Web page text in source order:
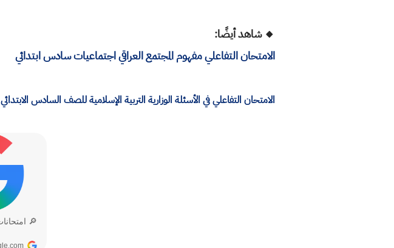
🔸 شاهد أيضًا:
الامتحان التفاعلي مفهوم المجتمع العراقي اجتماعيات سادس ابتدائي
الامتحان التفاعلي في الأسئلة الوزارية التربية الإسلامية للصف السادس الابتدائي